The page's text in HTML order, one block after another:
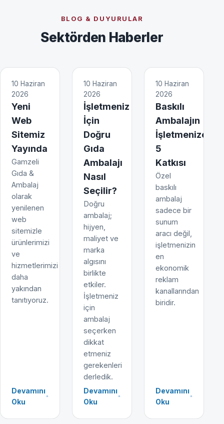
BLOG & DUYURULAR
Sektörden Haberler
10 Haziran
2026
Yeni
Web
Sitemiz
Yayında
Gamzeli
Gıda &
Ambalaj
olarak
yenilenen
web
sitemizle
ürünlerimizi
ve
hizmetlerimizi
daha
yakından
tanıtıyoruz.
Devamını
Oku
10 Haziran
2026
İşletmeniz
İçin
Doğru
Gıda
Ambalajı
Nasıl
Seçilir?
Doğru
ambalaj;
hijyen,
maliyet ve
marka
algısını
birlikte
etkiler.
İşletmeniz
için
ambalaj
seçerken
dikkat
etmeniz
gerekenleri
derledik.
Devamını
Oku
10 Haziran
2026
Baskılı
Ambalajın
İşletmenize
5
Katkısı
Özel
baskılı
ambalaj
sadece bir
sunum
aracı değil,
işletmenizin
en
ekonomik
reklam
kanallarından
biridir.
Devamını
Oku